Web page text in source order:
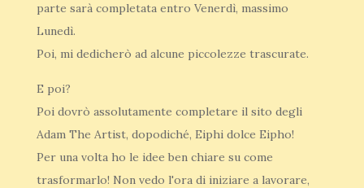
parte sarà completata entro Venerdì, massimo
Lunedì.
Poi, mi dedicherò ad alcune piccolezze trascurate.
E poi?
Poi dovrò assolutamente completare il sito degli
Adam The Artist, dopodiché, Eiphi dolce Eipho!
Per una volta ho le idee ben chiare su come
trasformarlo! Non vedo l'ora di iniziare a lavorare,